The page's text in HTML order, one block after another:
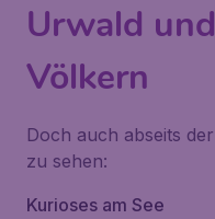
Urwald
Völkern
Doch auch abseits
zu sehen:
Kurioses am See